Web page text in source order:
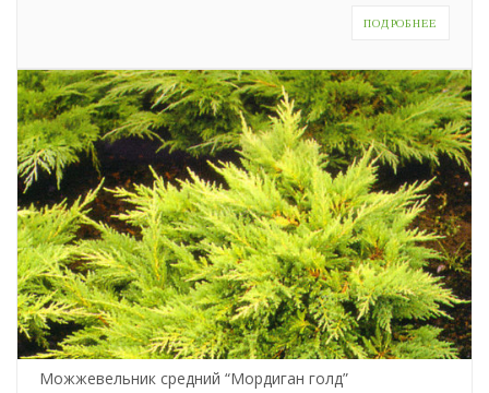
ПОДРОБНЕЕ
Можжевельник средний “Мордиган голд”